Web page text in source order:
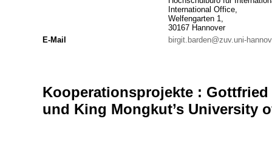
International Office,
Welfengarten 1,
30167 Hannover
E-Mail
birgit.barden@zuv.uni-
Kooperationsprojekte :
und King Mongkut’s University